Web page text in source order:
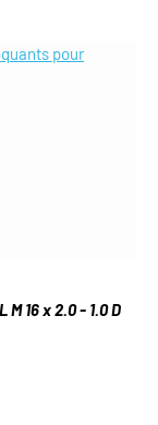
16 x 2.0 - 1.0 D